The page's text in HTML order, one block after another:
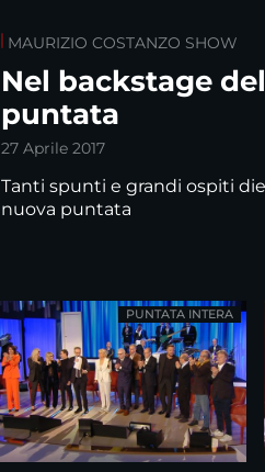
MAURIZIO COSTANZO SHOW
Nel backstage
puntata
27 Aprile 2017
Tanti spunti e grandi ospiti
nuova puntata
PUNTATA INTERA